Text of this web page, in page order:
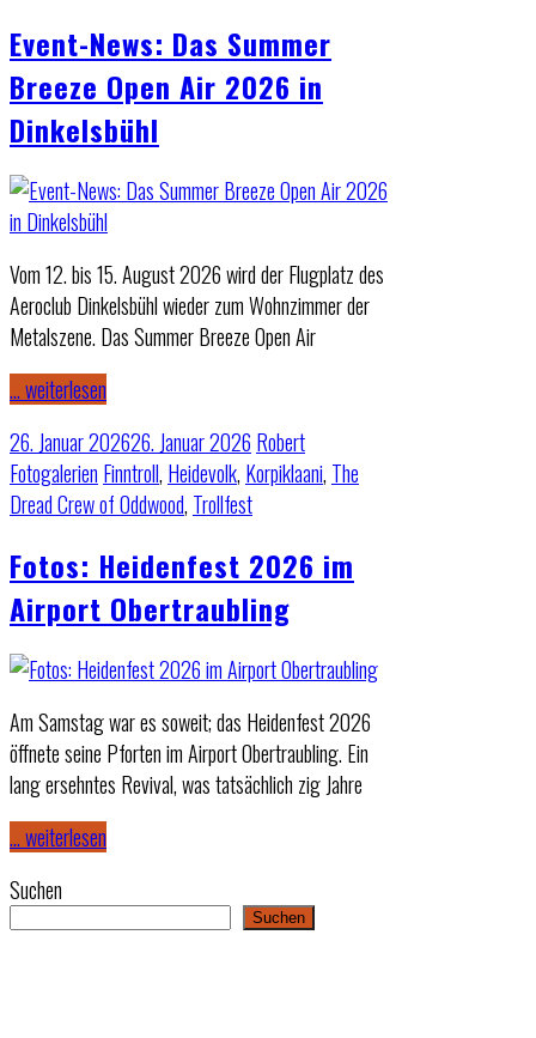
Event-News: Das Summer
Breeze Open Air 2026 in
Dinkelsbühl
Vom 12. bis 15. August 2026 wird der Flugplatz des
Aeroclub Dinkelsbühl wieder zum Wohnzimmer der
Metalszene. Das Summer Breeze Open Air
… weiterlesen
26. Januar 202626. Januar 2026 Robert
Fotogalerien Finntroll, Heidevolk, Korpiklaani, The
Dread Crew of Oddwood, Trollfest
Fotos: Heidenfest 2026 im
Airport Obertraubling
Am Samstag war es soweit; das Heidenfest 2026
öffnete seine Pforten im Airport Obertraubling. Ein
lang ersehntes Revival, was tatsächlich zig Jahre
… weiterlesen
Suchen
Suchen